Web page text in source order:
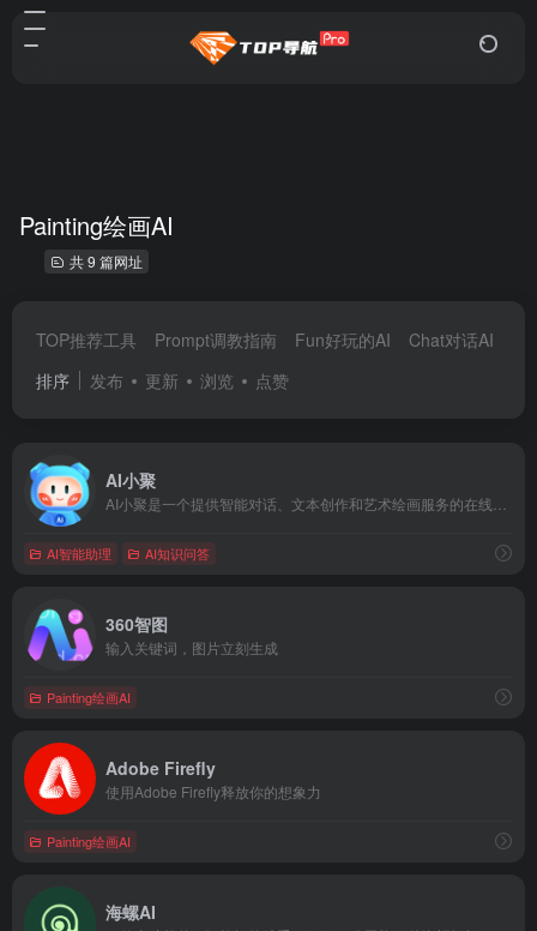
Painting绘画AI
共 9 篇网址
TOP推荐工具 Prompt调教指南 Fun好玩的AI Chat对话AI
排序
发布 更新 浏览 点赞
AI小聚
AI智能助理 AI知识问答
360智图
输入关键词，图片立刻生成
Painting绘画AI
Adobe Firefly
使用Adobe Firefly释放你的想象力
Painting绘画AI
海螺AI